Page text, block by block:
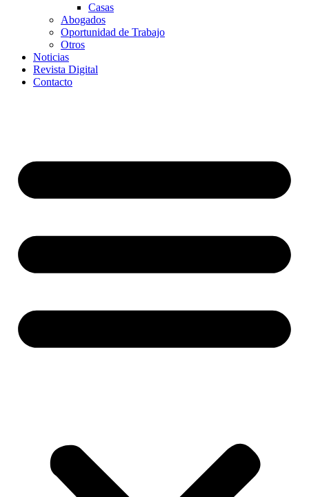
Casas
Abogados
Oportunidad de Trabajo
Otros
Noticias
Revista Digital
Contacto